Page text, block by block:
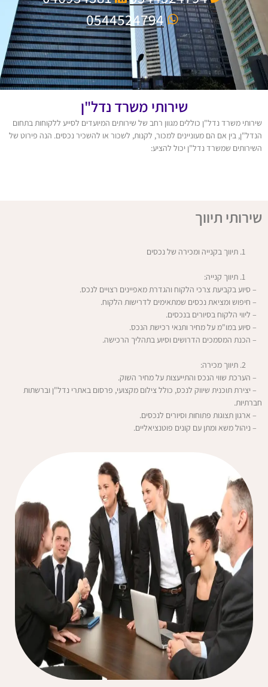
0544524794
שירותי משרד נדל"ן
שירותי משרד נדל"ן כוללים מגוון רחב של שירותים המיועדים לסייע ללקוחות בתחום
הנדל"ן, בין אם הם מעוניינים למכור, לקנות, לשכור או להשכיר נכסים. הנה פירוט של
השירותים שמשרד נדל"ן יכול להציע:
שירותי תיווך
תיווך בקנייה ומכירה של נכסים
תיווך קנייה:
– סיוע בקביעת צרכי הלקוח והגדרת מאפיינים רצויים לנכס.
– חיפוש ומציאת נכסים שמתאימים לדרישות הלקוח.
– ליווי הלקוח בסיורים בנכסים.
– סיוע במו"מ על מחיר ותנאי רכישת הנכס.
– הכנת המסמכים הדרושים וסיוע בתהליך הרכישה.
תיווך מכירה:
– הערכת שווי הנכס והתייעצות על מחיר השוק.
– יצירת תוכנית שיווק לנכס, כולל צילום מקצועי, פרסום באתרי נדל"ן וברשתות
חברתיות.
– ארגון תצוגות פתוחות וסיורים לנכסים.
– ניהול משא ומתן עם קונים פוטנציאליים.